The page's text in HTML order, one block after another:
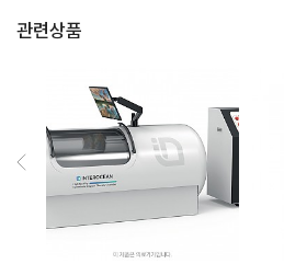
관련상품